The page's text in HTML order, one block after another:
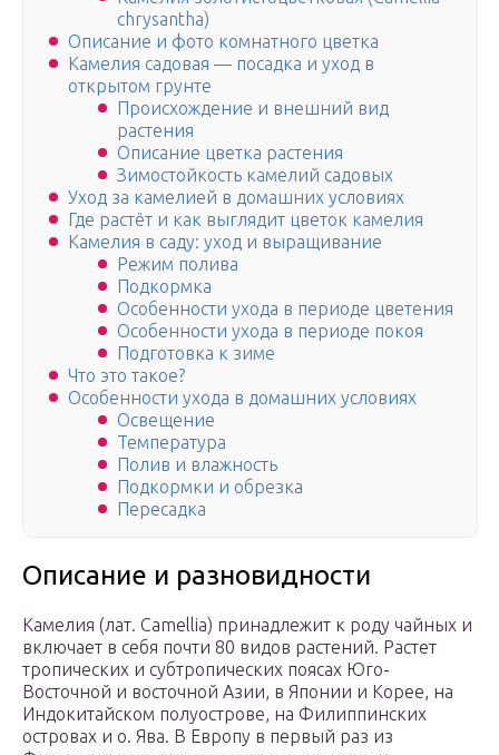
chrysantha)
Описание и фото комнатного цветка
Камелия садовая — посадка и уход в
открытом грунте
Происхождение и внешний вид
растения
Описание цветка растения
Зимостойкость камелий садовых
Уход за камелией в домашних условиях
Где растёт и как выглядит цветок камелия
Камелия в саду: уход и выращивание
Режим полива
Подкормка
Особенности ухода в периоде цветения
Особенности ухода в периоде покоя
Подготовка к зиме
Что это такое?
Особенности ухода в домашних условиях
Освещение
Температура
Полив и влажность
Подкормки и обрезка
Пересадка
Описание и разновидности
Камелия (лат. Camel­lia) принадлежит к роду чайных и
включает в себя почти 80 видов растений. Растет
тропических и субтропических поясах Юго-
Восточной и восточной Азии, в Японии и Корее, на
Индокитайском полуострове, на Филиппинских
островах и о. Ява. В Европу в первый раз из